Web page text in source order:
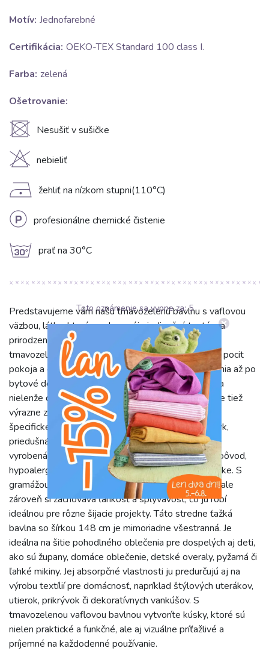
Motív: Jednofarebné
Certifikácia: OEKO-TEX Standard 100 class I.
Farba: zelená
Ošetrovanie:
U Nesušiť v sušičke
H nebieliť
D žehliť na nízkom stupni(110°C)
L profesionálne chemické čistenie
g prať na 30°C
Predstavujeme vám našu tmavozelenú bavlnu s vaflovou
väzbou, látku, ktorá v sebe spája jedinečnú textúru a
prirodzené vlastnosti 100% bavlny. Jej sýty odtieň
tmavozelenej farby pripomína hlboké lesy a prináša pocit
pokoja a elegancie do každého projektu, od oblečenia až po
bytové dekorácie. Charakteristická vaflová štruktúra
nielenže dodáva látke zaujímavý vizuálny rozmer, ale tiež
výrazne zvyšuje jej úžitkové vlastnosti. Vďaka tejto
špecifickej väzbe je látka výnimočne mäkká na dotyk,
priedušná a má vynikajúce absorpčné schopnosti. Je
vyrobená zo 100% bavlny, čo zaručuje jej prírodný pôvod,
hypoalergénne vlastnosti a príjemný pocit na pokožke. S
gramážou 250 g/m² je dostatočne pevná a odolná, ale
zároveň si zachováva ľahkosť a splývavosť, čo ju robí
ideálnou pre rôzne šijacie projekty. Táto stredne ťažká
bavlna so šírkou 148 cm je mimoriadne všestranná. Je
ideálna na šitie pohodlného oblečenia pre dospelých aj deti,
ako sú župany, domáce oblečenie, detské overaly, pyžamá či
ľahké mikiny. Jej absorpčné vlastnosti ju predurčujú aj na
výrobu textílií pre domácnosť, napríklad štýlových uterákov,
utierok, prikrývok či dekoratívnych vankúšov. S
tmavozelenou vaflovou bavlnou vytvoríte kúsky, ktoré sú
nielen praktické a funkčné, ale aj vizuálne príťažlivé a
príjemné na každodenné používanie.
Toto oznámenie sa vypne za:4